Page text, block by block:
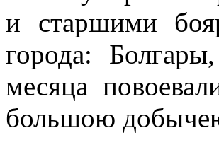
и старшими
города:
месяца
большою